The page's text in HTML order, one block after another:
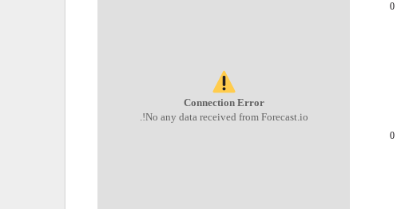
Connection Error
No any data received from Forecast.io!.